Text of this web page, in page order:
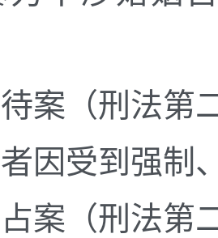
（刑法第二
因受到强制
（刑法第二